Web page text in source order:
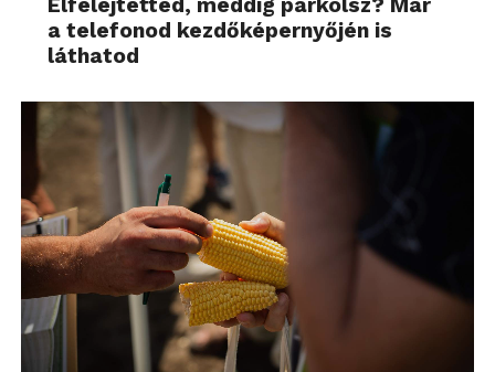
a telefonod kezdőképernyőjén is
láthatod